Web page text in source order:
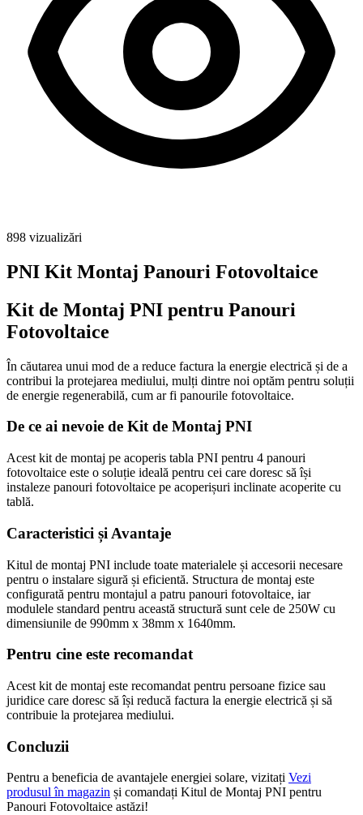
898 vizualizări
PNI Kit Montaj Panouri Fotovoltaice
Kit de Montaj PNI pentru Panouri
Fotovoltaice
În căutarea unui mod de a reduce factura la energie electrică și de a
contribui la protejarea mediului, mulți dintre noi optăm pentru soluții
de energie regenerabilă, cum ar fi panourile fotovoltaice.
De ce ai nevoie de Kit de Montaj PNI
Acest kit de montaj pe acoperis tabla PNI pentru 4 panouri
fotovoltaice este o soluție ideală pentru cei care doresc să își
instaleze panouri fotovoltaice pe acoperișuri inclinate acoperite cu
tablă.
Caracteristici și Avantaje
Kitul de montaj PNI include toate materialele și accesorii necesare
pentru o instalare sigură și eficientă. Structura de montaj este
configurată pentru montajul a patru panouri fotovoltaice, iar
modulele standard pentru această structură sunt cele de 250W cu
dimensiunile de 990mm x 38mm x 1640mm.
Pentru cine este recomandat
Acest kit de montaj este recomandat pentru persoane fizice sau
juridice care doresc să își reducă factura la energie electrică și să
contribuie la protejarea mediului.
Concluzii
Pentru a beneficia de avantajele energiei solare, vizitați Vezi
produsul în magazin și comandați Kitul de Montaj PNI pentru
Panouri Fotovoltaice astăzi!